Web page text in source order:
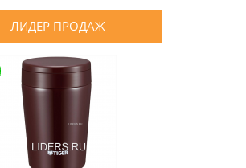
ЛИДЕР ПРОДАЖ